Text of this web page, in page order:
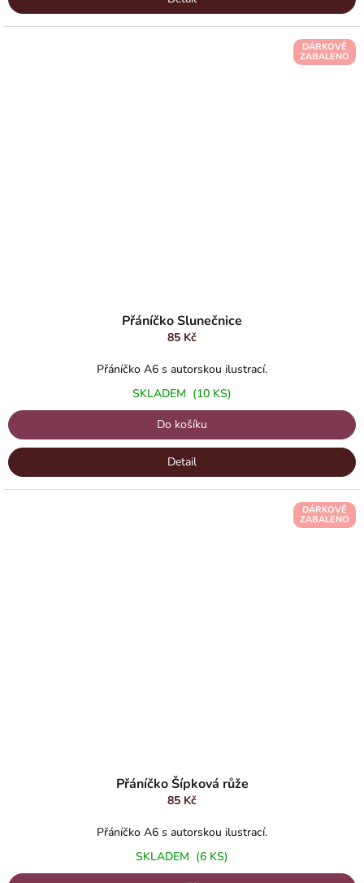
DÁRKOVĚ
ZABALENO
Přáníčko Slunečnice
85 Kč
Přáníčko A6 s autorskou ilustrací.
SKLADEM (10 KS)
Do košíku
Detail
DÁRKOVĚ
ZABALENO
Přáníčko Šípková růže
85 Kč
Přáníčko A6 s autorskou ilustrací.
SKLADEM (6 KS)